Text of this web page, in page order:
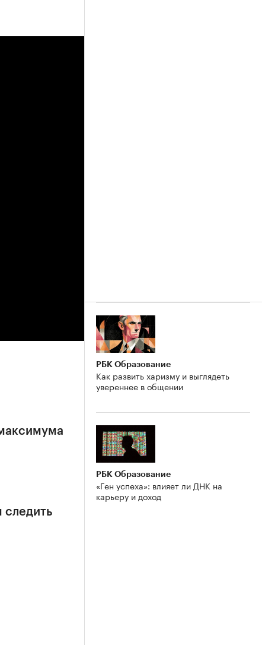
следить
РБК Образование
Как развить харизму и выглядеть
увереннее в общении
РБК Образование
«Ген успеха»: влияет ли ДНК на
карьеру и доход